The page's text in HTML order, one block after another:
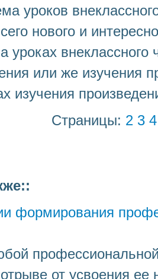
уроков
нового и
уроках
или же изучения
изучения
Страницы: 2 3 4
формирования
от усвоения ее